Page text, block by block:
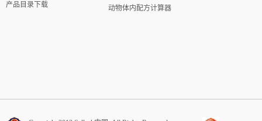
产品目录下载
动物体内配方计算器